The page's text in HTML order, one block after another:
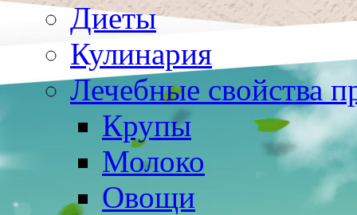
Диеты
Кулинария
Лечебные свойства
Крупы
Молоко
Овощи